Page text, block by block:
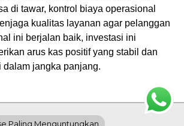
di tawar, kontrol biaya operasional
kualitas layanan agar pelanggan
ini berjalan baik, investasi ini
arus kas positif yang stabil dan
dalam jangka panjang.
Paling Menguntungkan